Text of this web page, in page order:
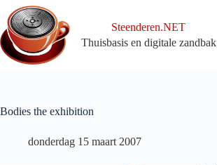
naar
de
inhoud
Steenderen.NET
Thuisbasis en digitale zandbak
Bodies the exhibition
donderdag 15 maart 2007